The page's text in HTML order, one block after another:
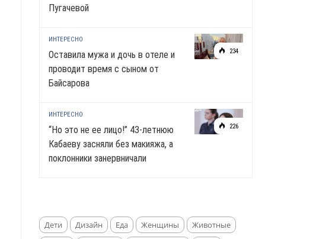
Пугачевой
234
ИНТЕРЕСНО
Оставила мужа и дочь в отеле и
проводит время с сыном от
Байсарова
226
ИНТЕРЕСНО
“Но это не ее лицо!” 43-летнюю
Кабаеву засняли без макияжа, а
поклонники занервничали
Дети Дизайн Еда Женщины
Животные